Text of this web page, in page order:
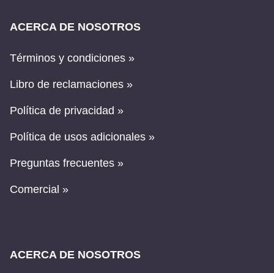
ACERCA DE NOSOTROS
Términos y condiciones »
Libro de reclamaciones »
Política de privacidad »
Política de usos adicionales »
Preguntas frecuentes »
Comercial »
ACERCA DE NOSOTROS